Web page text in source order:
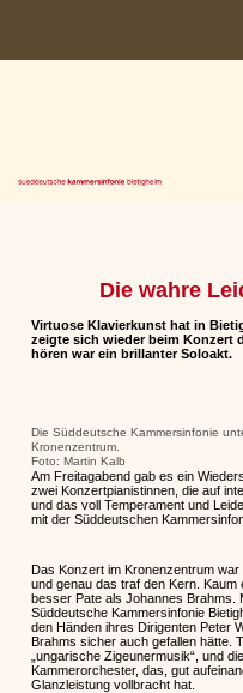
Zum
Die wahre
Virtuose Klavierkunst hat in
zeigte sich wieder beim Konzert
hören war ein brillanter Soloakt.
Die Süddeutsche Kammersinfonie
Kronenzentrum.
Foto: Martin Kalb
Am Freitagabend gab es ein
zwei Konzertpianistinnen, die auf
und das voll Temperament und
mit der Süddeutschen
Das Konzert im Kronenzentrum
und genau das traf den Kern.
besser Pate als Johannes Brahms.
Süddeutsche Kammersinfonie
den Händen ihres Dirigenten Peter
Brahms sicher auch gefallen hätte.
„ungarische Zigeunermusik“, und
Kammerorchester, das, gut
Glanzleistung vollbracht hat.